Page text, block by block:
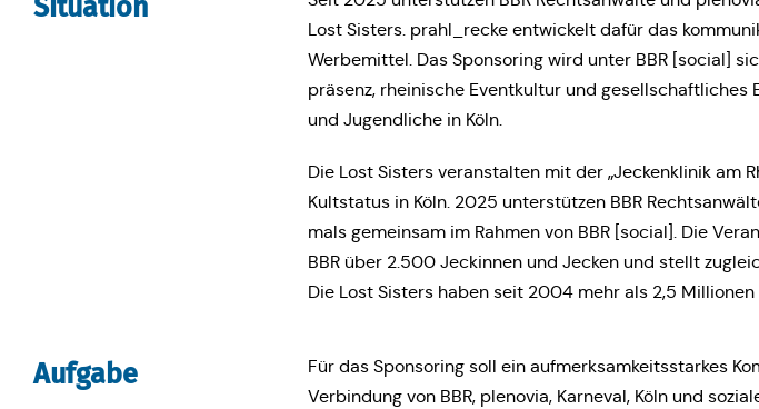
Situa­ti­on
Lost Sisters. prahl_recke ent­wi­ckelt dafür das
Wer­be­mit­tel. Das Spon­so­ring wird unter BBR [social]
prä­senz, rhei­ni­sche Event­kul­tur und
und Jugend­li­che in Köln.
Die Lost Sisters ver­an­stal­ten mit der „Jecken­kli­nik am
Kult­sta­tus in Köln. 2025 unter­stüt­zen BBR
mals gemein­sam im Rahmen von BBR [social]. Die
BBR über 2.500 Jeck­in­nen und Jecken und stellt
Die Lost Sisters haben seit 2004 mehr als 2,5
Aufgabe
Für das Spon­so­ring soll ein auf­merk­sam­keits­star­kes
Ver­bin­dung von BBR, ple­no­via, Kar­ne­val, Köln und